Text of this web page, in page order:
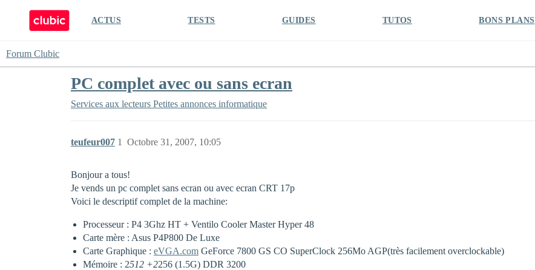
ACTUS TESTS GUIDES TUTOS BONS PLANS
Forum Clubic
PC complet avec ou sans ecran
Services aux lecteurs Petites annonces informatique
teufeur007 Octobre 31, 2007, 10:05
1
Bonjour a tous!
Je vends un pc complet sans ecran ou avec ecran CRT 17p
Voici le descriptif complet de la machine:
Processeur : P4 3Ghz HT + Ventilo Cooler Master Hyper 48
Carte mère : Asus P4P800 De Luxe
Carte Graphique : eVGA.com GeForce 7800 GS CO SuperClock 256Mo AGP(très facilement overclockable)
Mémoire : 2512 +2256 (1.5G) DDR 3200